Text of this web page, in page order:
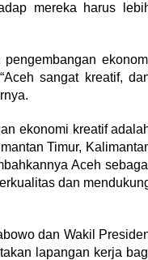
mereka harus
sangat kreatif,
ekonomi kreatif
Timur,
Aceh
dan
dan Wakil
lapangan kerja